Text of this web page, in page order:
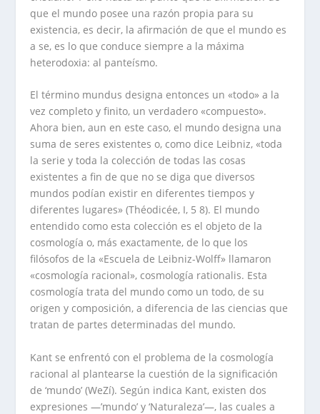
que el mundo posee una razón propia para su
existencia, es decir, la afirmación de que el mundo es
a se, es lo que conduce siempre a la máxima
heterodoxia: al panteísmo.
El término mundus designa entonces un «todo» a la
vez completo y finito, un verdadero «compuesto».
Ahora bien, aun en este caso, el mundo designa una
suma de seres existentes o, como dice Leibniz, «toda
la serie y toda la colección de todas las cosas
existentes a fin de que no se diga que diversos
mundos podían existir en diferentes tiempos y
diferentes lugares» (Théodicée, I, 5 8). El mundo
entendido como esta colección es el objeto de la
cosmología o, más exactamente, de lo que los
filósofos de la «Escuela de Leibniz-Wolff» llamaron
«cosmología racional», cosmología rationalis. Esta
cosmología trata del mundo como un todo, de su
origen y composición, a diferencia de las ciencias que
tratan de partes determinadas del mundo.
Kant se enfrentó con el problema de la cosmología
racional al plantearse la cuestión de la significación
de ‘mundo’ (WeZí). Según indica Kant, existen dos
expresiones —’mundo’ y ‘Naturaleza’—, las cuales a